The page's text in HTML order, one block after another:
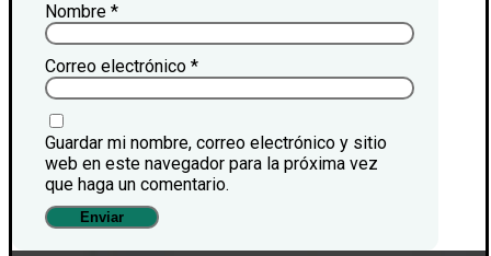
Nombre *
Correo electrónico *
Guardar mi nombre, correo electrónico y sitio
web en este navegador para la próxima vez
que haga un comentario.
Enviar